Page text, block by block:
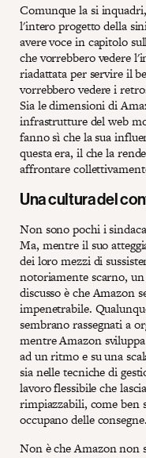
Comunque la si
l'intero progetto della
avere voce in capitolo
che vorrebbero vedere
riadattata per servire il
vorrebbero vedere i
Sia le dimensioni di
infrastrutture del web
fanno sì che la sua
questa era, il che la
affrontare
Una cultura del
Non sono pochi i
Ma, mentre il suo
dei loro mezzi di
notoriamente scarno,
discusso è che Amazon
impenetrabile.
sembrano rassegnati a
mentre Amazon
ad un ritmo e su una
sia nelle tecniche di
lavoro flessibile che
rimpiazzabili, come ben
occupano delle consegne.
Non è che Amazon non